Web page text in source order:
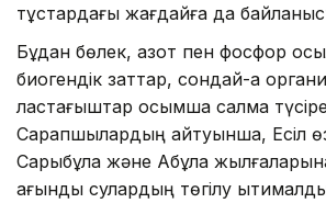
тұстардағы жағдайға да
Бұдан бөлек, азот пен фосфор
биогендік заттар, сондай-ақ
ластағыштар қосымша салмақ
Сарапшылардың айтуынша, Есіл
Сарыбұлақ және Ақбұлақ
ағынды сулардың төгілу